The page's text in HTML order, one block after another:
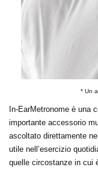
* Un
In-EarMetronome è una
importante accessorio
ascoltato direttamente
utile nell’esercizio
quelle circostanze in cui